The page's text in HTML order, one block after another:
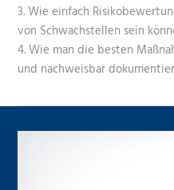
3. Wie einfach
von Schwachstellen sein
4. Wie man die besten
und nachweisbar